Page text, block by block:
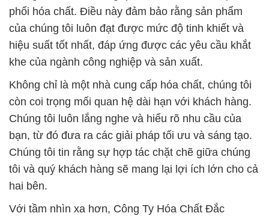
phối hóa chất. Điều này đảm bảo rằng sản phẩm
của chúng tôi luôn đạt được mức độ tinh khiết và
hiệu suất tốt nhất, đáp ứng được các yêu cầu khắt
khe của ngành công nghiệp và sản xuất.
Không chỉ là một nhà cung cấp hóa chất, chúng tôi
còn coi trọng mối quan hệ dài hạn với khách hàng.
Chúng tôi luôn lắng nghe và hiểu rõ nhu cầu của
bạn, từ đó đưa ra các giải pháp tối ưu và sáng tạo.
Chúng tôi tin rằng sự hợp tác chặt chẽ giữa chúng
tôi và quý khách hàng sẽ mang lại lợi ích lớn cho cả
hai bên.
Với tầm nhìn xa hơn, Công Ty Hóa Chất Đắc